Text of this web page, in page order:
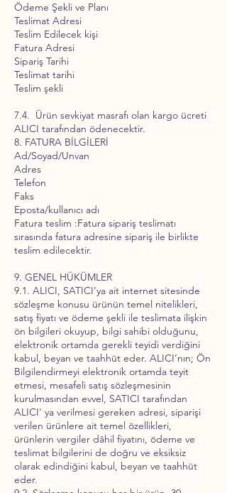
Ödeme Şekli ve Planı
Teslimat Adresi
Teslim Edilecek kişi
Fatura Adresi
Sipariş Tarihi
Teslimat tarihi
Teslim şekli
7.4. Ürün sevkiyat masrafı olan kargo ücreti
ALICI tarafından ödenecektir.
8. FATURA BİLGİLERİ
Ad/Soyad/Unvan
Adres
Telefon
Faks
Eposta/kullanıcı adı
Fatura teslim :Fatura sipariş teslimatı
sırasında fatura adresine sipariş ile birlikte
teslim edilecektir.
9. GENEL HÜKÜMLER
9.1. ALICI, SATICI’ya ait internet sitesinde
sözleşme konusu ürünün temel nitelikleri,
satış fiyatı ve ödeme şekli ile teslimata ilişkin
ön bilgileri okuyup, bilgi sahibi olduğunu,
elektronik ortamda gerekli teyidi verdiğini
kabul, beyan ve taahhüt eder. ALICI’nın; Ön
Bilgilendirmeyi elektronik ortamda teyit
etmesi, mesafeli satış sözleşmesinin
kurulmasından evvel, SATICI tarafından
ALICI' ya verilmesi gereken adresi, siparişi
verilen ürünlere ait temel özellikleri,
ürünlerin vergiler dâhil fiyatını, ödeme ve
teslimat bilgilerini de doğru ve eksiksiz
olarak edindiğini kabul, beyan ve taahhüt
eder.